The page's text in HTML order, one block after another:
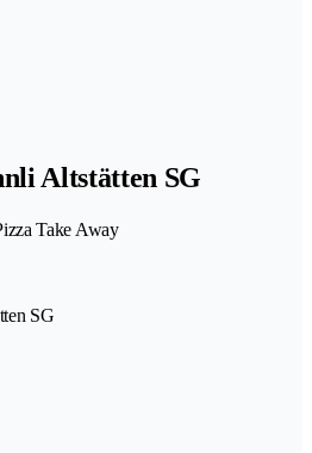
Altstätten SG
Take Away
SG